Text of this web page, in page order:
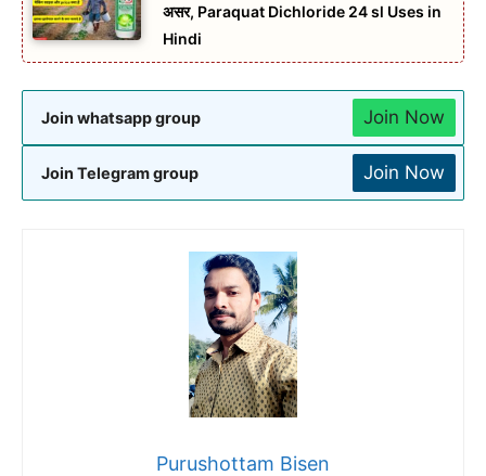
असर, Paraquat Dichloride 24 sl Uses in
Hindi
Join whatsapp group Join Now
Join Telegram group Join Now
Purushottam Bisen